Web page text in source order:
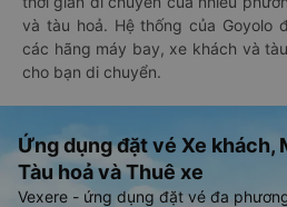
và tàu hoả. Hệ thống của Goyolo
các hãng máy bay, xe khách và
cho bạn di chuyển.
Ứng dụng đặt vé Xe khách,
Tàu hoả và Thuê xe
Vexere - ứng dụng đặt vé đa